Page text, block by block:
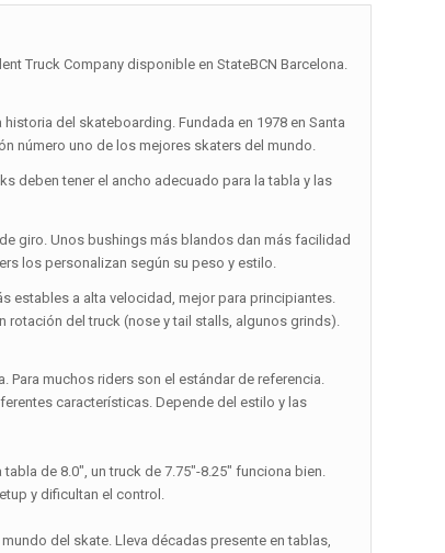
Truck Company disponible en StateBCN Barcelona.
del skateboarding. Fundada en 1978 en Santa
número uno de los mejores skaters del mundo.
deben tener el ancho adecuado para la tabla y las
giro. Unos bushings más blandos dan más facilidad
los personalizan según su peso y estilo.
estables a alta velocidad, mejor para principiantes.
del truck (nose y tail stalls, algunos grinds).
muchos riders son el estándar de referencia.
características. Depende del estilo y las
de 8.0″, un truck de 7.75″-8.25″ funciona bien.
y dificultan el control.
del skate. Lleva décadas presente en tablas,